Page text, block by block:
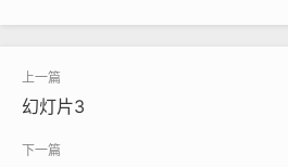
幻灯片3